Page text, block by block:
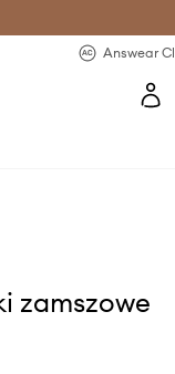
Answear
zamszowe